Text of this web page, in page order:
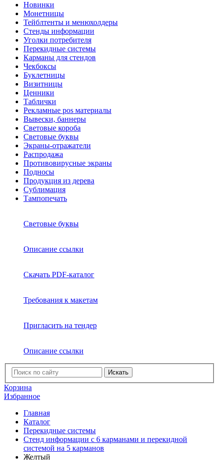
Новинки
Монетницы
Тейблтенты и менюхолдеры
Стенды информации
Уголки потребителя
Перекидные системы
Карманы для стендов
Чекбоксы
Буклетницы
Визитницы
Ценники
Таблички
Рекламные pos материалы
Вывески, баннеры
Световые короба
Световые буквы
Экраны-отражатели
Распродажа
Противовирусные экраны
Подносы
Продукция из дерева
Сублимация
Тампопечать
Световые буквы
Описание ссылки
Скачать PDF-каталог
Требования к макетам
Пригласить на тендер
Описание ссылки
Искать
Корзина
Избранное
Главная
Каталог
Перекидные системы
Стенд информации с 6 карманами и перекидной
системой на 5 карманов
Желтый